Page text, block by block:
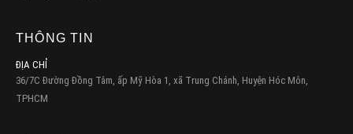
THÔNG TIN
ĐỊA CHỈ
36/7C Đường Đồng Tâm, ấp Mỹ Hòa 1, xã Trung Chánh, Huyện Hóc Môn,
TPHCM